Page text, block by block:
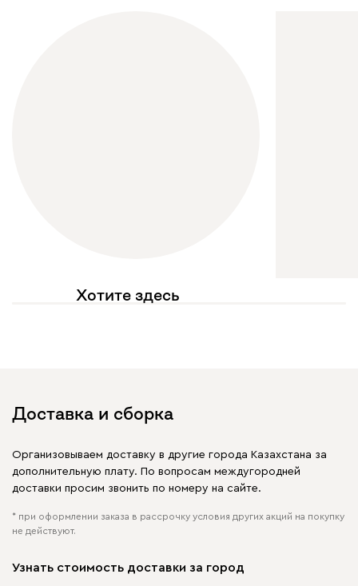
Хотите здесь
Доставка и сборка
Организовываем доставку в другие города Казахстана за
дополнительную плату. По вопросам междугородней
доставки просим звонить по номеру на сайте.
* при оформлении заказа в рассрочку условия других акций на покупку
не действуют.
Узнать стоимость доставки за город